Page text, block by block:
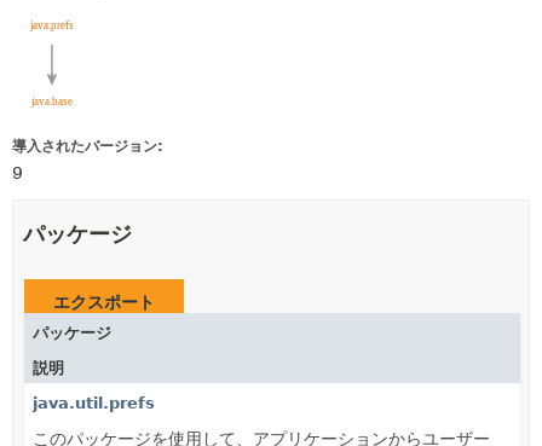
導入されたバージョン:
9
パッケージ
エクスポート
パッケージ
説明
java.util.prefs
このパッケージを使用して、アプリケーションからユーザー